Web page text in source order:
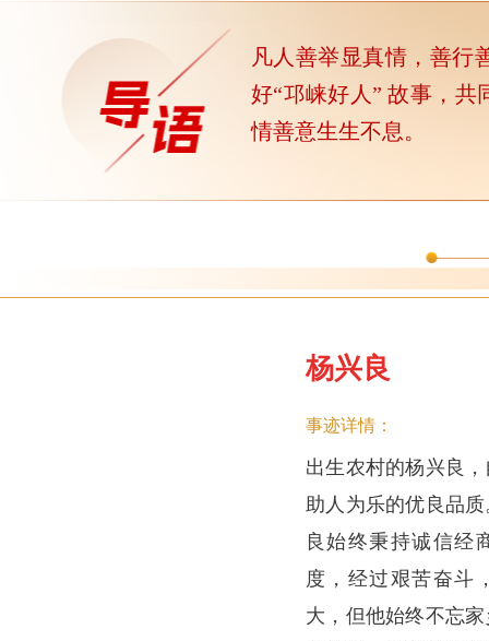
凡人善举显真情，善行
好“邛崃好人” 故事，
情善意生生不息。
杨兴良
事迹详情：
出生农村的杨兴良
助人为乐的优良品
良始终秉持诚信经
度，经过艰苦奋斗
大，但他始终不忘